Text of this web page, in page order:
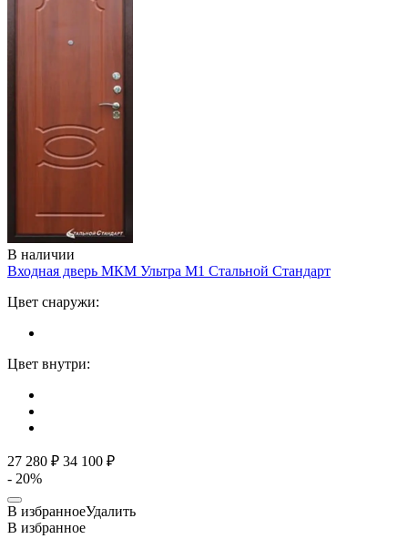
В наличии
Входная дверь МКМ Ультра М1 Стальной Стандарт
Цвет снаружи:
Цвет внутри:
27 280 ₽ 34 100 ₽
- 20%
В избранноеУдалить
В избранное